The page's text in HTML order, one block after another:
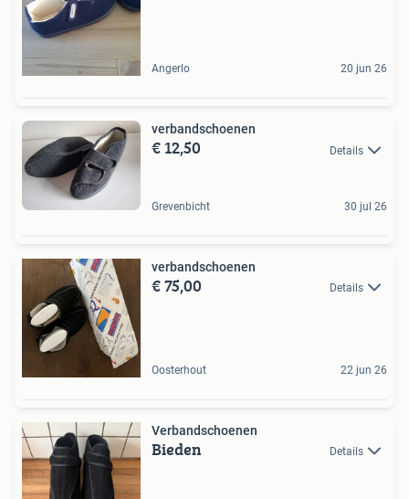
Angerlo 20 jun 26
verbandschoenen
€ 12,50 Details
Grevenbicht 30 jul 26
verbandschoenen
€ 75,00 Details
Oosterhout 22 jun 26
Verbandschoenen
Bieden Details